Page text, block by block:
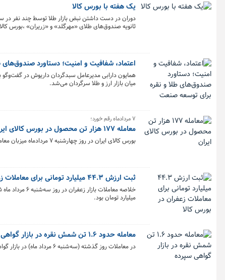
یک هفته با بورس کالا
دوران در دست داشتن نبض بازار طلا توسط چند نفر در
اعتماد، شفافیت و امنیت؛ دستاورد
همایون دارابی مدیرعامل سبدگردان داریوش در گفت‌وگو
میان بازار ارز و طلا سرگردان می‌شد.
۷ مردادماه رقم خورد؛
معامله ۱۷۷ هزار تن محصول در بورس کالای ایران
بورس کالای ایران در روز چهارشنبه ۷ مردادماه میزبان معامله ۱۷۷ هزار و ۹۳۹ تن محصول بود و تالار صنعتی پیشتاز معاملات شد.
ثبت ارزش ۴۴.۳ میلیارد تومانی برای معاملات زعفران در بورس کالا
میلیارد تومان بود.
معامله حدود ۱.۶ تن شمش نقره در بازار گواهی سپرده
در معاملات روز گذشته (سه‌شنبه ۶ مرداد ماه) در بازار گواهی سپرده یک تن و ۶۱۶ کیلوگرم شمش نقره به ارزش ۶۵۰.۹ میلیارد تومان معامله شد.